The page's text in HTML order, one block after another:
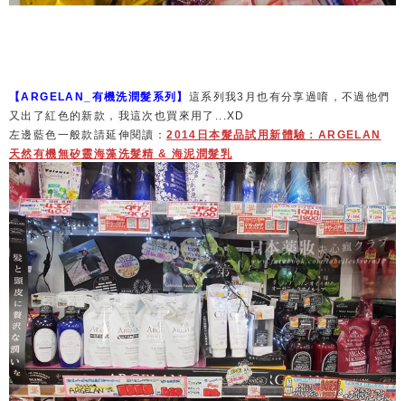
【ARGELAN_有機洗潤髮系列】 這系列我3月也有分享過唷，不過他們
又出了紅色的新款，我這次也買來用了...XD
左邊藍色一般款請延伸閱讀：2014日本髮品試用新體驗：ARGELAN
天然有機無矽靈海藻洗髮精 & 海泥潤髮乳